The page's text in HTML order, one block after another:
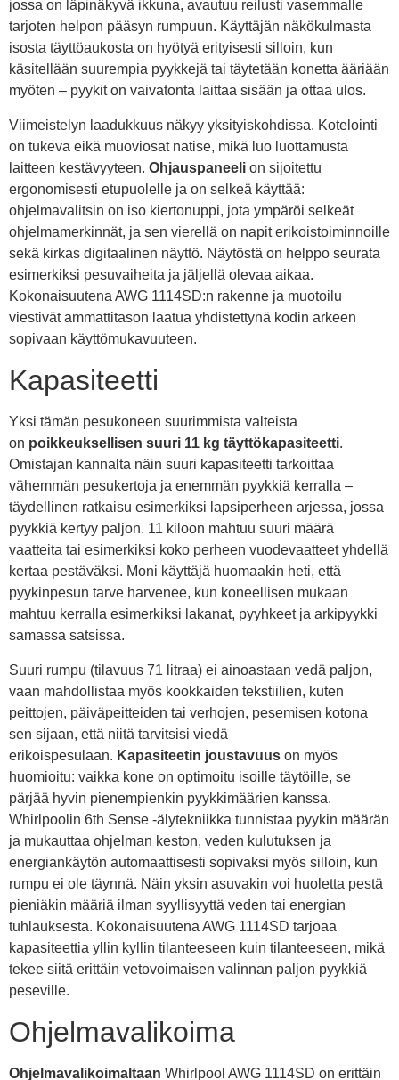
jossa on läpinäkyvä ikkuna, avautuu reilusti vasemmalle
tarjoten helpon pääsyn rumpuun. Käyttäjän näkökulmasta
isosta täyttöaukosta on hyötyä erityisesti silloin, kun
käsitellään suurempia pyykkejä tai täytetään konetta ääriään
myöten – pyykit on vaivatonta laittaa sisään ja ottaa ulos.
Viimeistelyn laadukkuus näkyy yksityiskohdissa. Kotelointi
on tukeva eikä muoviosat natise, mikä luo luottamusta
laitteen kestävyyteen. Ohjauspaneeli on sijoitettu
ergonomisesti etupuolelle ja on selkeä käyttää:
ohjelmavalitsin on iso kiertonuppi, jota ympäröi selkeät
ohjelmamerkinnät, ja sen vierellä on napit erikoistoiminnoille
sekä kirkas digitaalinen näyttö. Näytöstä on helppo seurata
esimerkiksi pesuvaiheita ja jäljellä olevaa aikaa.
Kokonaisuutena AWG 1114SD:n rakenne ja muotoilu
viestivät ammattitason laatua yhdistettynä kodin arkeen
sopivaan käyttömukavuuteen.
Kapasiteetti
Yksi tämän pesukoneen suurimmista valteista
on poikkeuksellisen suuri 11 kg täyttökapasiteetti.
Omistajan kannalta näin suuri kapasiteetti tarkoittaa
vähemmän pesukertoja ja enemmän pyykkiä kerralla –
täydellinen ratkaisu esimerkiksi lapsiperheen arjessa, jossa
pyykkiä kertyy paljon. 11 kiloon mahtuu suuri määrä
vaatteita tai esimerkiksi koko perheen vuodevaatteet yhdellä
kertaa pestäväksi. Moni käyttäjä huomaakin heti, että
pyykinpesun tarve harvenee, kun koneellisen mukaan
mahtuu kerralla esimerkiksi lakanat, pyyhkeet ja arkipyykki
samassa satsissa.
Suuri rumpu (tilavuus 71 litraa) ei ainoastaan vedä paljon,
vaan mahdollistaa myös kookkaiden tekstiilien, kuten
peittojen, päiväpeitteiden tai verhojen, pesemisen kotona
sen sijaan, että niitä tarvitsisi viedä
erikoispesulaan. Kapasiteetin joustavuus on myös
huomioitu: vaikka kone on optimoitu isoille täytöille, se
pärjää hyvin pienempienkin pyykkimäärien kanssa.
Whirlpoolin 6th Sense -älytekniikka tunnistaa pyykin määrän
ja mukauttaa ohjelman keston, veden kulutuksen ja
energiankäytön automaattisesti sopivaksi myös silloin, kun
rumpu ei ole täynnä. Näin yksin asuvakin voi huoletta pestä
pieniäkin määriä ilman syyllisyyttä veden tai energian
tuhlauksesta. Kokonaisuutena AWG 1114SD tarjoaa
kapasiteettia yllin kyllin tilanteeseen kuin tilanteeseen, mikä
tekee siitä erittäin vetovoimaisen valinnan paljon pyykkiä
peseville.
Ohjelmavalikoima
Ohjelmavalikoimaltaan Whirlpool AWG 1114SD on erittäin